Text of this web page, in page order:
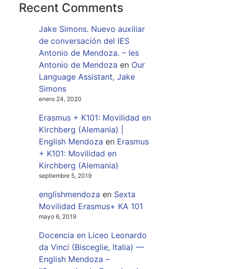
Recent Comments
Jake Simons. Nuevo auxiliar
de conversación del IES
Antonio de Mendoza. – Ies
Antonio de Mendoza en Our
Language Assistant, Jake
Simons
enero 24, 2020
Erasmus + K101: Movilidad en
Kirchberg (Alemania) |
English Mendoza en Erasmus
+ K101: Movilidad en
Kirchberg (Alemania)
septiembre 5, 2019
englishmendoza en Sexta
Movilidad Erasmus+ KA 101
mayo 6, 2019
Docencia en Liceo Leonardo
da Vinci (Bisceglie, Italia) —
English Mendoza –